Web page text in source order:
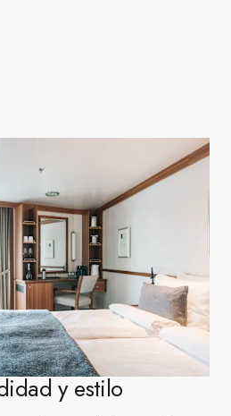
y estilo